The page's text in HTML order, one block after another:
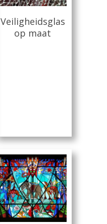
Lees Meer
Veiligheidsglas
op maat